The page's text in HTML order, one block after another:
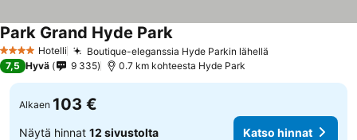
4 Tähtiluokitus
Hotelli Boutique-eleganssia Hyde Parkin lähellä
Park Grand Hyde ParkKatso hinnat
7,5 Hyvä 9 335 0.7 km kohteesta Hyde Park
Alkaen 103 €
Näytä hinnat 12 sivustolta Katso hinnat